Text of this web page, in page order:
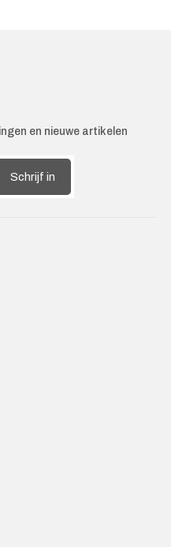
en nieuwe artikelen
Schrijf in